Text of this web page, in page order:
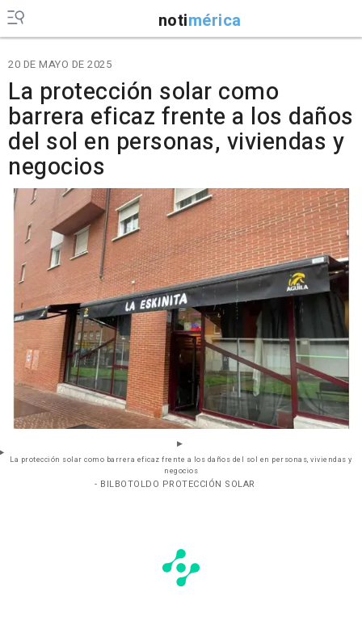
notimérica
20 DE MAYO DE 2025
La protección solar como
barrera eficaz frente a los daños
del sol en personas, viviendas y
negocios
La protección solar como barrera eficaz frente a los daños del sol en personas, viviendas y
negocios
- BILBOTOLDO PROTECCIÓN SOLAR